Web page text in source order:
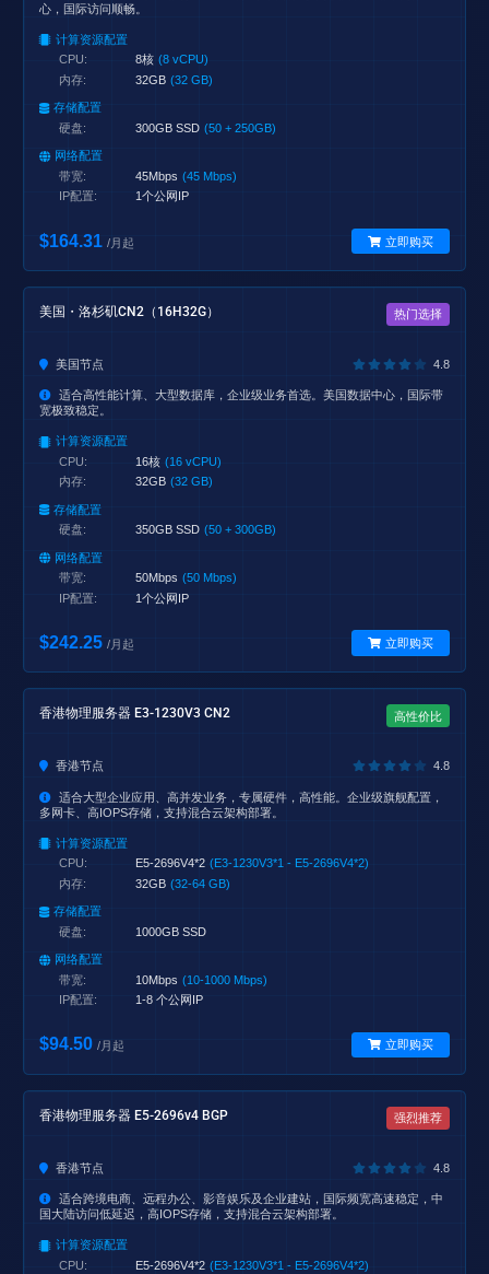
心，国际访问顺畅。
计算资源配置
CPU:
8核 (8 vCPU)
内存:
32GB (32 GB)
存储配置
硬盘:
300GB SSD (50 + 250GB)
网络配置
带宽:
45Mbps (45 Mbps)
IP配置:
1个公网IP
$164.31 /月起 立即购买
美国・洛杉矶CN2（16H32G） 热门选择
美国节点 4.8
适合高性能计算、大型数据库，企业级业务首选。美国数据中心，国际带
宽极致稳定。
计算资源配置
CPU:
16核 (16 vCPU)
内存:
32GB (32 GB)
存储配置
硬盘:
350GB SSD (50 + 300GB)
网络配置
带宽:
50Mbps (50 Mbps)
IP配置:
1个公网IP
$242.25 /月起 立即购买
香港物理服务器 E3-1230V3 CN2 高性价比
香港节点 4.8
适合大型企业应用、高并发业务，专属硬件，高性能。企业级旗舰配置，
多网卡、高IOPS存储，支持混合云架构部署。
计算资源配置
CPU:
E5-2696V4*2 (E3-1230V3*1 - E5-2696V4*2)
内存:
32GB (32-64 GB)
存储配置
硬盘:
1000GB SSD
网络配置
带宽:
10Mbps (10-1000 Mbps)
IP配置:
1-8 个公网IP
$94.50 /月起 立即购买
香港物理服务器 E5-2696v4 BGP 强烈推荐
香港节点 4.8
适合跨境电商、远程办公、影音娱乐及企业建站，国际频宽高速稳定，中
国大陆访问低延迟，高IOPS存储，支持混合云架构部署。
计算资源配置
CPU:
E5-2696V4*2 (E3-1230V3*1 - E5-2696V4*2)